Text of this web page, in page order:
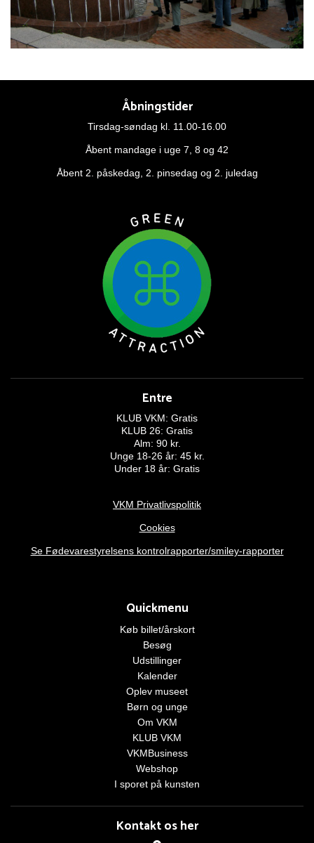
Åbningstider
Tirsdag-søndag kl. 11.00-16.00
Åbent mandage i uge 7, 8 og 42
Åbent 2. påskedag, 2. pinsedag og 2. juledag
Entre
KLUB VKM: Gratis
KLUB 26: Gratis
Alm: 90 kr.
Unge 18-26 år: 45 kr.
Under 18 år: Gratis
VKM Privatlivspolitik
Cookies
Se Fødevarestyrelsens kontrolrapporter/smiley-rapporter
Quickmenu
Køb billet/årskort
Besøg
Udstillinger
Kalender
Oplev museet
Børn og unge
Om VKM
KLUB VKM
VKMBusiness
Webshop
I sporet på kunsten
Kontakt os her